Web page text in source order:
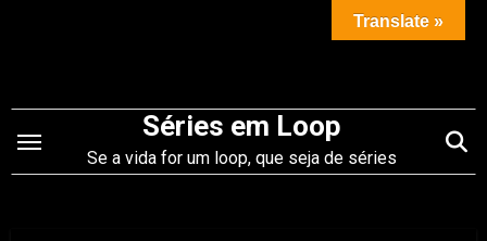
conteúdo
Séries em Loop
Se a vida for um loop, que seja de séries
Translate »